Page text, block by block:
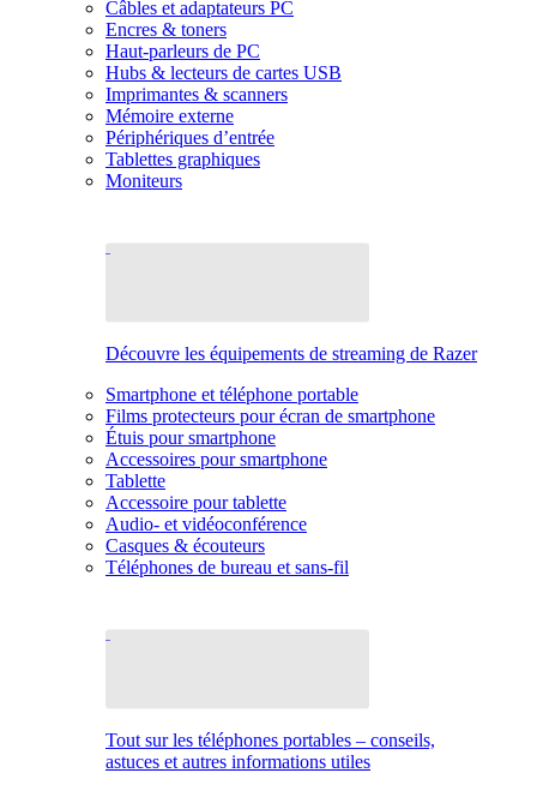
Câbles et adaptateurs PC
Encres & toners
Haut-parleurs de PC
Hubs & lecteurs de cartes USB
Imprimantes & scanners
Mémoire externe
Périphériques d’entrée
Tablettes graphiques
Moniteurs
Découvre les équipements de streaming de Razer
Smartphone et téléphone portable
Films protecteurs pour écran de smartphone
Étuis pour smartphone
Accessoires pour smartphone
Tablette
Accessoire pour tablette
Audio- et vidéoconférence
Casques & écouteurs
Téléphones de bureau et sans-fil
Tout sur les téléphones portables – conseils,
astuces et autres informations utiles